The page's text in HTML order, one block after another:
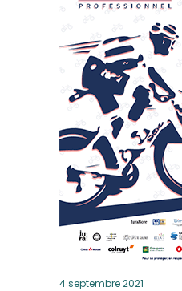
4 septembre 2021